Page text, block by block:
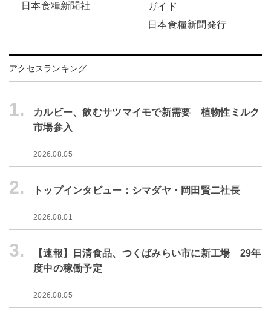
日本食糧新聞社
ガイド
日本食糧新聞発行
アクセスランキング
1.
カルビー、飲むサツマイモで新需要 植物性ミルク
市場参入
2026.08.05
2. トップインタビュー：シマダヤ・岡田賢二社長
2026.08.01
3.
【速報】日清食品、つくばみらい市に新工場 29年
度中の稼働予定
2026.08.05